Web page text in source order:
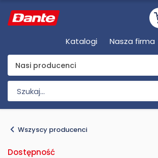
Katalogi Nasza firma
Nasi producenci
Wszyscy producenci
Dostępność